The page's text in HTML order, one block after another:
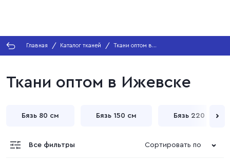
Главная Каталог тканей
Ткани оптом в
Ижевске
Ткани оптом в Ижевске
Бязь 80 см Бязь 150 см Бязь 220 см
Все фильтры Сортировать по